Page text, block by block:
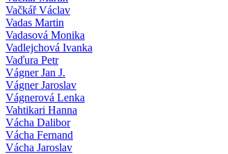
Vačkář Václav
Vadas Martin
Vadasová Monika
Vadlejchová Ivanka
Vaďura Petr
Vágner Jan J.
Vágner Jaroslav
Vágnerová Lenka
Vahtikari Hanna
Vácha Dalibor
Vácha Fernand
Vácha Jaroslav